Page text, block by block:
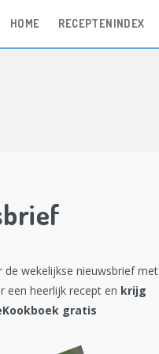
HOME RECEPTENINDEX
de wekelijkse nieuwsbrief met
een heerlijk recept en krijg
gratis